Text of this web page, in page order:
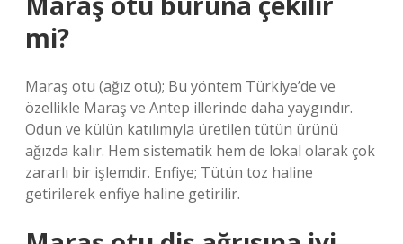
mi?
Maraş otu (ağız otu); Bu yöntem Türkiye’de ve
özellikle Maraş ve Antep illerinde daha yaygındır.
Odun ve külün katılımıyla üretilen tütün ürünü
ağızda kalır. Hem sistematik hem de lokal olarak çok
zararlı bir işlemdir. Enfiye; Tütün toz haline
getirilerek enfiye haline getirilir.